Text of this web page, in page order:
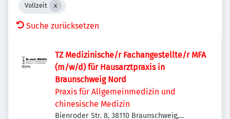
Vollzeit
Suche zurücksetzen
TZ Medizinische/r Fachangestellte/r MFA
(m/w/d) für Hausarztpraxis in
Braunschweig Nord
Praxis für Allgemeinmedizin und
chinesische Medizin
Bienroder Str. 8, 38110 Braunschweig,